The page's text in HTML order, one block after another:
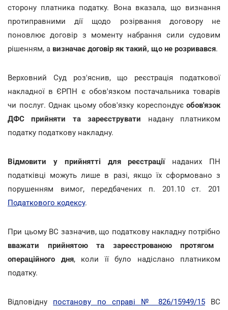
сторону платника податку. Вона вказала, що визнання
протиправними дії щодо розірвання договору не
поновлює договір з моменту набрання сили судовим
рішенням, а визначає договір як такий, що не розривався.
Верховний Суд роз'яснив, що реєстрація податкової
накладної в ЄРПН є обов'язком постачальника товарів
чи послуг. Однак цьому обов'язку кореспондує обов'язок
ДФС прийняти та зареєструвати надану платником
податку податкову накладну.
Відмовити у прийнятті для реєстраціїнаданих ПН
податківці можуть лише в разі, якщо їх сформовано з
порушенням вимог, передбачених п. 201.10 ст. 201
Податкового кодексу.
При цьому ВС зазначив, що податкову накладну потрібно
вважати прийнятою та зареєстрованою протягом
операційного дня, коли її було надіслано платником
податку.
Відповідну постанову по справі № 826/15949/15ВС